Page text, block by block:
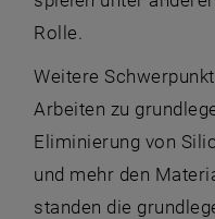
Rolle.
Weitere
Arbeiten zu
Eliminierung von
und mehr den
standen die